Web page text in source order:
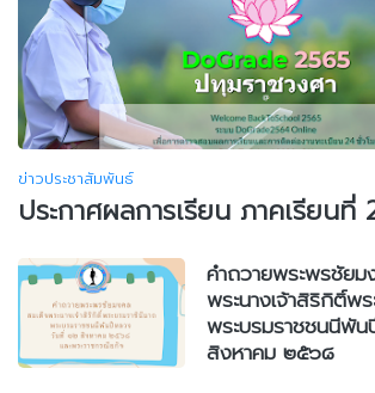
ข่าวประชาสัมพันธ์
ประกาศผลการเรียน ภาคเรียน
คำถวายพระพรชัยม
พระนางเจ้าสิริกิติ์พ
พระบรมราชชนนีพั
สิงหาคม ๒๕๖๘